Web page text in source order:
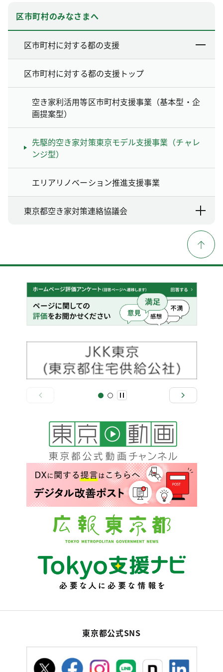
区市町村のみなさまへ
区市町村に対する都の支援
区市町村に対する都の支援トップ
空き家利活用等区市町村支援事業（基本型・企
画提案型）
先駆的空き家対策東京モデル支援事業（チャレ
ンジ型）
エリアリノベーション推進支援事業
東京都空き家対策連絡協議会
東京都公式SNS